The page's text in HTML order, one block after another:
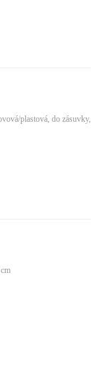
plastová, do zásuvky,